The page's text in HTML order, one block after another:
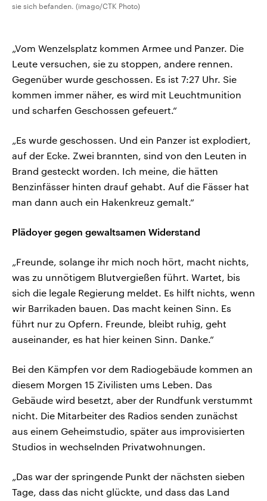
sie sich befanden. (imago/CTK Photo)
„Vom Wenzelsplatz kommen Armee und Panzer. Die
Leute versuchen, sie zu stoppen, andere rennen.
Gegenüber wurde geschossen. Es ist 7:27 Uhr. Sie
kommen immer näher, es wird mit Leuchtmunition
und scharfen Geschossen gefeuert.“
„Es wurde geschossen. Und ein Panzer ist explodiert,
auf der Ecke. Zwei brannten, sind von den Leuten in
Brand gesteckt worden. Ich meine, die hätten
Benzinfässer hinten drauf gehabt. Auf die Fässer hat
man dann auch ein Hakenkreuz gemalt.“
Plädoyer gegen gewaltsamen Widerstand
„Freunde, solange ihr mich noch hört, macht nichts,
was zu unnötigem Blutvergießen führt. Wartet, bis
sich die legale Regierung meldet. Es hilft nichts, wenn
wir Barrikaden bauen. Das macht keinen Sinn. Es
führt nur zu Opfern. Freunde, bleibt ruhig, geht
auseinander, es hat hier keinen Sinn. Danke.“
Bei den Kämpfen vor dem Radiogebäude kommen an
diesem Morgen 15 Zivilisten ums Leben. Das
Gebäude wird besetzt, aber der Rundfunk verstummt
nicht. Die Mitarbeiter des Radios senden zunächst
aus einem Geheimstudio, später aus improvisierten
Studios in wechselnden Privatwohnungen.
„Das war der springende Punkt der nächsten sieben
Tage, dass das nicht glückte, und dass das Land